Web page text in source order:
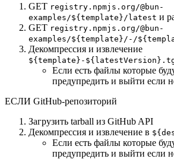
GET registry.npmjs.org/@bun-
examples/${template}/latest и
GET registry.npmjs.org/@bun-
examples/${template}/-/
Декомпрессия и извлечение
${template}-
Если есть файлы которые
предупредить и выйти если
ЕСЛИ GitHub-репозиторий
Загрузить tarball из GitHub API
Декомпрессия и извлечение в
Если есть файлы которые
предупредить и выйти если